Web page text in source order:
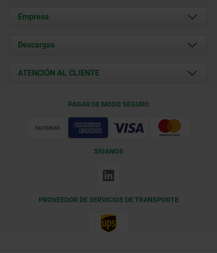
Empresa
Acerca de nosotros
Contacto
Descargas
Documents
ATENCIÓN AL CLIENTE
PAGAR DE MODO SEGURO
SÍGANOS
PROVEEDOR DE SERVICIOS DE TRANSPORTE